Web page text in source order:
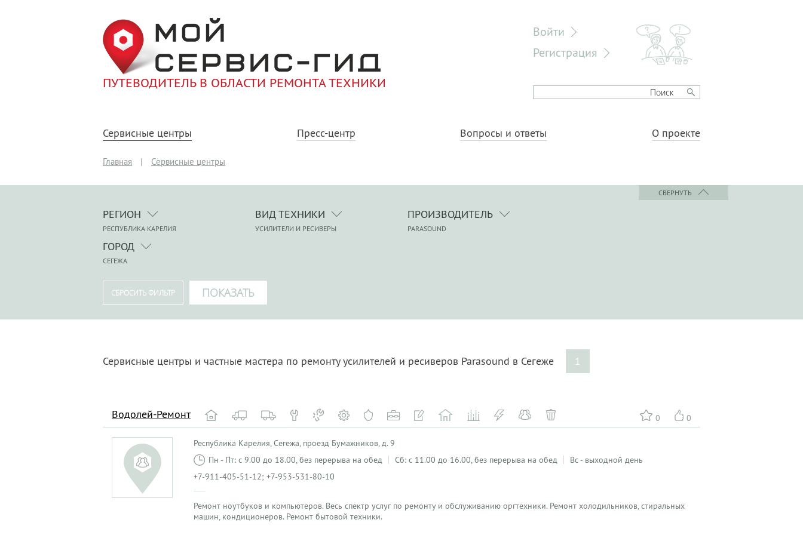
ПУТЕВОДИТЕЛЬ В ОБЛАСТИ РЕМОНТА ТЕХНИКИ
Войти
Регистрация
Сервисные центры Пресс-центр Вопросы и ответы О проекте
Главная | Сервисные центры
СВЕРНУТЬ
РЕГИОН
РЕСПУБЛИКА КАРЕЛИЯ
ВИД ТЕХНИКИ
УСИЛИТЕЛИ И РЕСИВЕРЫ
ПРОИЗВОДИТЕЛЬ
PARASOUND
ГОРОД
СЕГЕЖА
Сервисные центры и частные мастера по ремонту усилителей и ресиверов Parasound в Сегеже 1
0 0
Водолей-Ремонт
Республика Карелия, Сегежа, проезд Бумажников, д. 9
Пн - Пт: с 9.00 до 18.00, без перерыва на обед
Сб: с 11.00 до 16.00, без перерыва на обед
Вс - выходной день
+7-911-405-51-12; +7-953-531-80-10
Ремонт ноутбуков и компьютеров. Весь спектр услуг по ремонту и обслуживанию оргтехники. Ремонт холодильников, стиральных
машин, кондиционеров. Ремонт бытовой техники.